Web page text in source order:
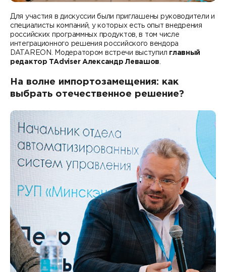
Для участия в дискуссии были приглашены руководители и
специалисты компаний, у которых есть опыт внедрения
российских программных продуктов, в том числе
интеграционного решения российского вендора
DATAREON. Модератором встречи выступил главный
редактор TAdviser Александр Левашов
На волне импортозамещения: как
выбрать отечественное решение?